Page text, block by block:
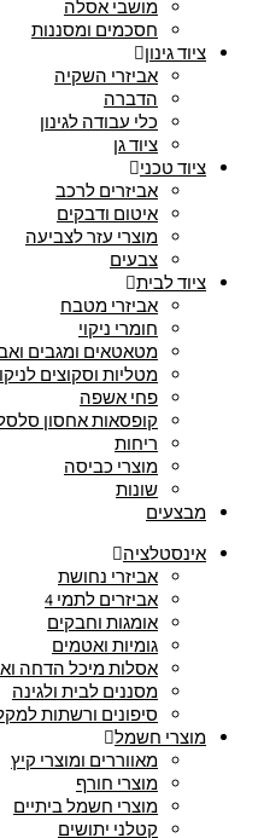
מושבי אסלה
חסכמים ומסננות
ציוד גינון
אביזרי השקיה
הדברה
כלי עבודה לגינון
ציוד גן
ציוד טכני
אביזרים לרכב
איטום ודבקים
מוצרי עזר לצביעה
צבעים
ציוד לבית
אביזרי מטבח
חומרי ניקוי
מטאטאים ומגבים
מטליות וסקוצים
פחי אשפה
קופסאות אחסון
ריחות
מוצרי כביסה
שונות
מבצעים
אינסטלציה
אביזרי נחושת
אביזרים לתמי 4
אומגות וחבקים
גומיות ואטמים
אסלות מיכל הדחה
מסננים לבית ולגינה
סיפונים ורשתות
מוצרי חשמל
מאווררים ומוצרי קיץ
מוצרי חורף
מוצרי חשמל ביתיים
קטלני יתושים